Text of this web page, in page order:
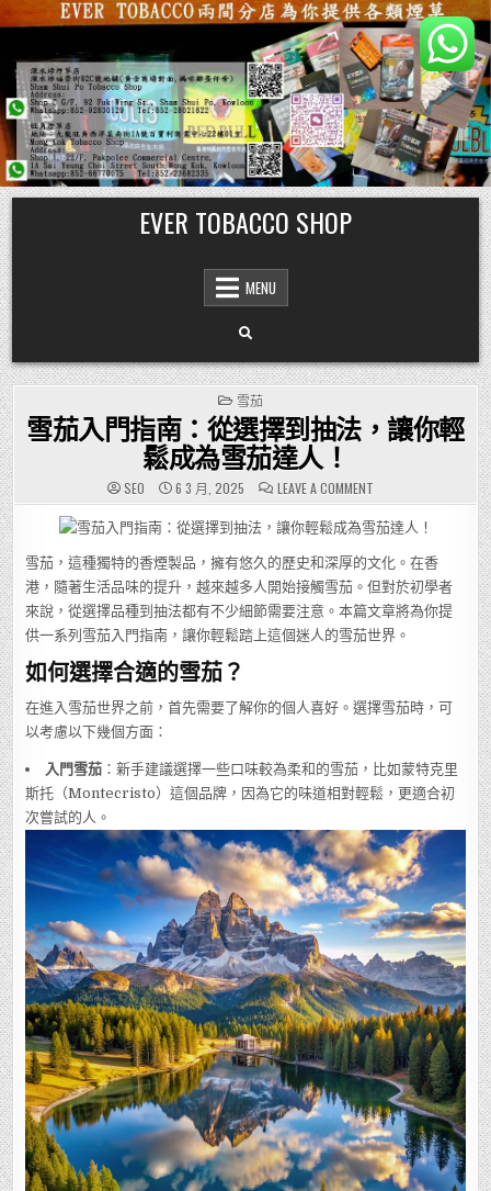
Skip
to
content
EVER TOBACCO SHOP
MENU
POSTED
IN
雪茄
雪茄入門指南：從選擇到抽法，讓你輕
鬆成為雪茄達人！
SEO 6 3 月, 2025 LEAVE A COMMENTON
雪
入
門
指
南：
從
選
擇
到
抽
法，
鬆
成
達
人！
雪茄，這種獨特的香煙製品，擁有悠久的歷史和深厚的文化。在香
港，隨著生活品味的提升，越來越多人開始接觸雪茄。但對於初學者
來說，從選擇品種到抽法都有不少細節需要注意。本篇文章將為你提
供一系列雪茄入門指南，讓你輕鬆踏上這個迷人的雪茄世界。
如何選擇合適的雪茄？
在進入雪茄世界之前，首先需要了解你的個人喜好。選擇雪茄時，可
以考慮以下幾個方面：
入門雪茄 ：新手建議選擇一些口味較為柔和的雪茄，比如蒙特克里
斯托（Montecristo）這個品牌，因為它的味道相對輕鬆，更適合初
次嘗試的人。